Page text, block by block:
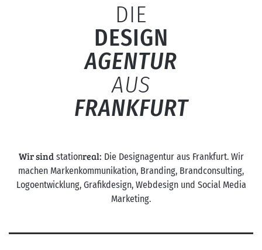
DIE
DESIGN
AGENTUR
AUS
FRANKFURT
Wir sindstationreal: Die Designagentur aus Frankfurt. Wir
machen Markenkommunikation, Branding, Brandconsulting,
Logoentwicklung, Grafikdesign, Webdesign und Social Media
Marketing.